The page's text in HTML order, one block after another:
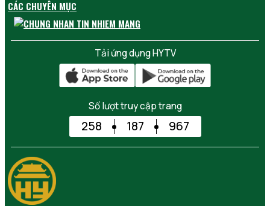
CÁC CHUYÊN MỤC
Tải ứng dụng HYTV
Số lượt truy cập trang
258 187 967